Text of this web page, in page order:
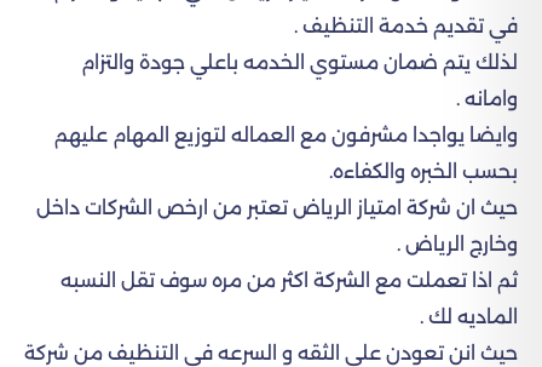
في تقديم خدمة التنظيف .
لذلك يتم ضمان مستوي الخدمه باعلي جودة والتزام
وامانه .
وايضا يواجدا مشرفون مع العماله لتوزيع المهام عليهم
بحسب الخبره والكفاءه.
حيث ان شركة امتياز الرياض تعتبر من ارخص الشركات داخل
وخارج الرياض .
ثم اذا تعملت مع الشركة اكثر من مره سوف تقل النسبه
الماديه لك .
حيث انن تعودن علي الثقه و السرعه في التنظيف من شركة